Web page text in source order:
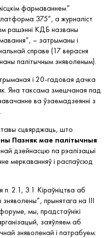
фармаваннем”
375”, а журналіст
рашэнні КДБ названы
– затрыманы і
справе (17 верасня
палітычным зняволеным).
і 20-гадовая дачка
Яна таксама змешчаная пад
ва ўзаемадзеянні з
сцвярджаць, што
Пазняк мае палітычныя
дзейнасцю па рэалізацыі
меркаванняў і распаўсюд
п. 2.1, 3.1 Кіраўніцтва аб
прынятага на ІІІ
мы, прадстаўнікі
заяўляем аб
зняволенай і патрабуем: